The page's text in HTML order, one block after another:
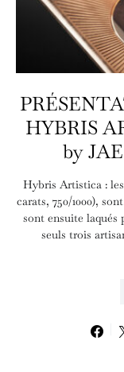
HYBRIS
by
Hybris Artistica :
carats, 750/1000),
sont ensuite laqués
seuls trois